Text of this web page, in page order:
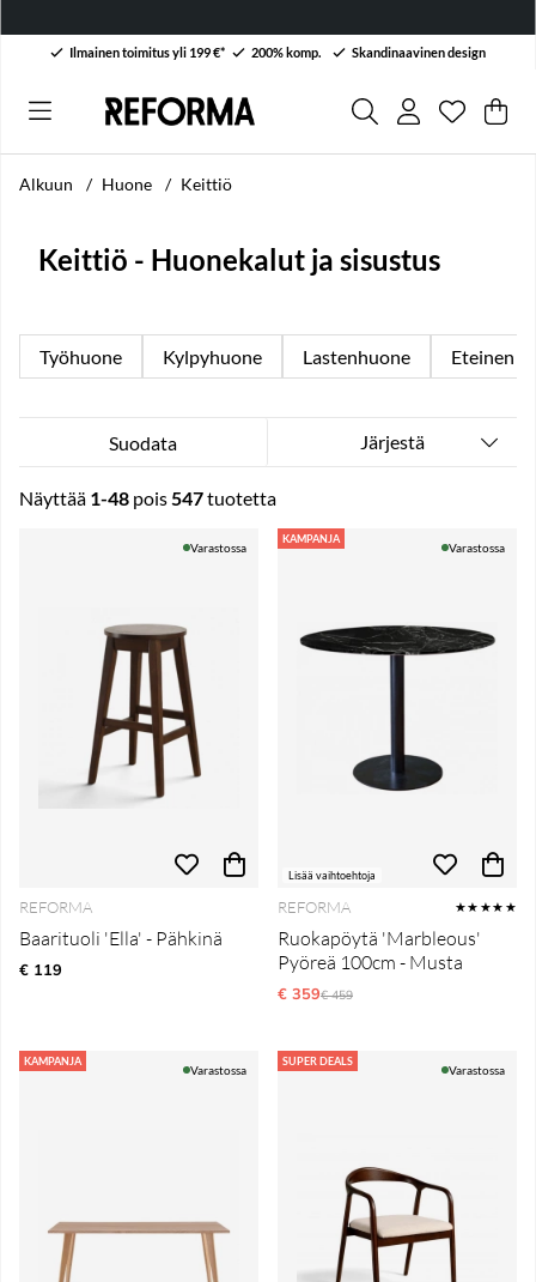
Ilmainen toimitus yli 199 €* 200% komp. Skandinaavinen design
Toivelista
. .
Alkuun Huone Keittiö
Keittiö - Huonekalut ja sisustus
Työhuone Kylpyhuone Lastenhuone Eteinen
Suodata Järjestä
Näyttää 1-48 pois547tuotetta
Varastossa
REFORMA
Baarituoli 'Ella' - Pähkinä
€ 119
KAMPANJA
Lisää vaihtoehtoja
Varastossa
REFORMA ★★★★★
Ruokapöytä 'Marbleous'
Pyöreä 100cm - Musta
€ 359Normaali hinta
€ 459
KAMPANJA
Varastossa
SUPER DEALS
Varastossa